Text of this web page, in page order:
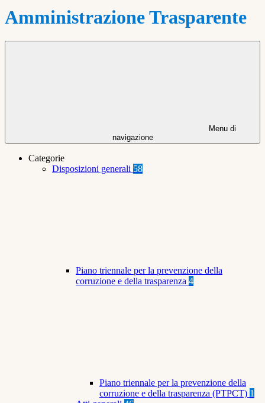
Amministrazione Trasparente
Menu di
navigazione
Categorie
Disposizioni generali 58
Piano triennale per la prevenzione della
corruzione e della trasparenza 4
Piano triennale per la prevenzione della
corruzione e della trasparenza (PTPCT) 1